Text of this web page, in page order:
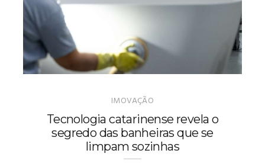
IMOVAÇÃO
Tecnologia catarinense revela o
segredo das banheiras que se
limpam sozinhas